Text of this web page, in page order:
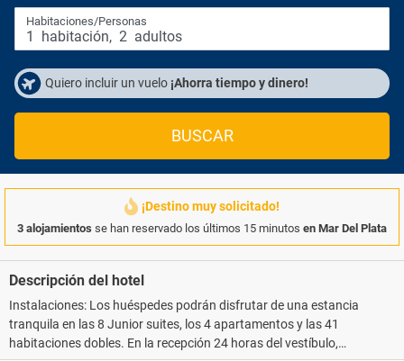
Habitaciones/Personas
1 habitación, 2 adultos
Quiero incluir un vuelo ¡Ahorra tiempo y dinero!
BUSCAR
¡Destino muy solicitado!
3 alojamientos se han reservado los últimos 15 minutos en Mar Del Plata
Descripción del hotel
Instalaciones: Los huéspedes podrán disfrutar de una estancia
tranquila en las 8 Junior suites, los 4 apartamentos y las 41
habitaciones dobles. En la recepción 24 horas del vestíbulo,